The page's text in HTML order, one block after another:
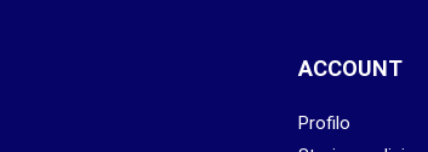
ACCOUNT
Profilo